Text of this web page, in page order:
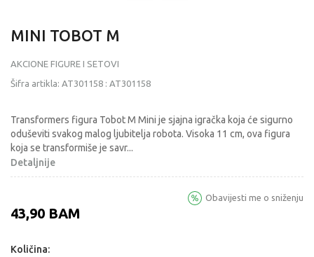
MINI TOBOT M
AKCIONE FIGURE I SETOVI
Šifra artikla: AT301158 : AT301158
Transformers figura Tobot M Mini je sjajna igračka koja će sigurno
oduševiti svakog malog ljubitelja robota. Visoka 11 cm, ova figura
koja se transformiše je savr...
Detaljnije
43,90 BAM
Obavijesti me o sniženju
Količina: